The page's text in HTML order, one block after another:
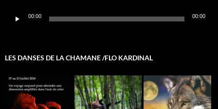
audio
00:00 00:00
LES DANSES DE LA CHAMANE /FLO KARDINAL